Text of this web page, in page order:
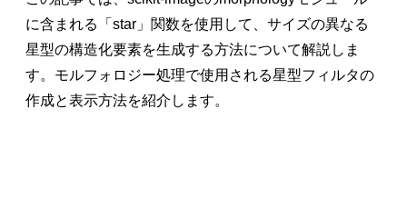
に含まれる「star」関数を使用して、サイズの異なる
星型の構造化要素を生成する方法について解説しま
す。モルフォロジー処理で使用される星型フィルタの
作成と表示方法を紹介します。